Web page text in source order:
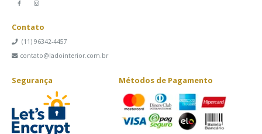
Contato
(11) 96342-4457
contato@ladointerior.com.br
Segurança Métodos de Pagamento